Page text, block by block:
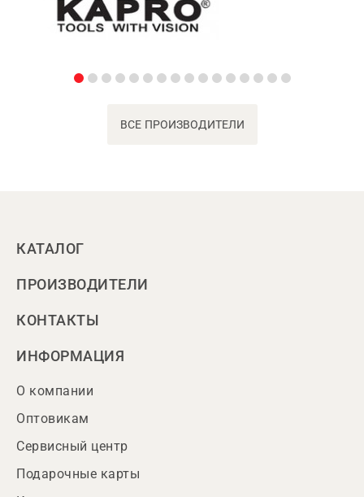
ВСЕ ПРОИЗВОДИТЕЛИ
КАТАЛОГ
ПРОИЗВОДИТЕЛИ
КОНТАКТЫ
ИНФОРМАЦИЯ
О компании
Оптовикам
Сервисный центр
Подарочные карты